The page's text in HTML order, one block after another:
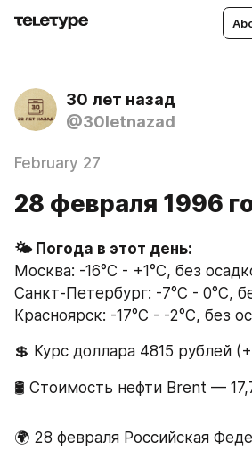
30 лет назад
@30letnazad
February 27
28 февраля 1996
Москва: -16°C - +1°C, без
Санкт-Петербург: -7°C - 0°C,
Красноярск: -17°C - -2°C, без
💲 Курс доллара 4815 рублей
🛢 Стоимость нефти Brent —
🌍 28 февраля Российская